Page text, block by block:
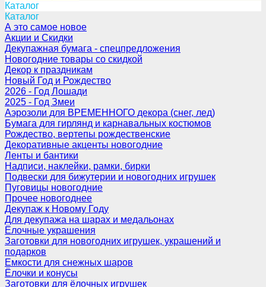
Каталог
Каталог
А это самое новое
Акции и Скидки
Декупажная бумага - спецпредложения
Новогодние товары со скидкой
Декор к праздникам
Новый Год и Рождество
2026 - Год Лошади
2025 - Год Змеи
Аэрозоли для ВРЕМЕННОГО декора (снег, лед)
Бумага для гирлянд и карнавальных костюмов
Рождество, вертепы рождественские
Декоративные акценты новогодние
Ленты и бантики
Надписи, наклейки, рамки, бирки
Подвески для бижутерии и новогодних игрушек
Пуговицы новогодние
Прочее новогоднее
Декупаж к Новому Году
Для декупажа на шарах и медальонах
Ёлочные украшения
Заготовки для новогодних игрушек, украшений и
подарков
Емкости для снежных шаров
Ёлочки и конусы
Заготовки для ёлочных игрушек